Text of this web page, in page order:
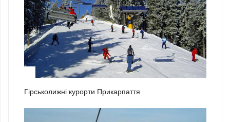
Гірськолижні курорти Прикарпаття